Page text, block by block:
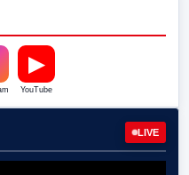
▶
YouTube
LIVE